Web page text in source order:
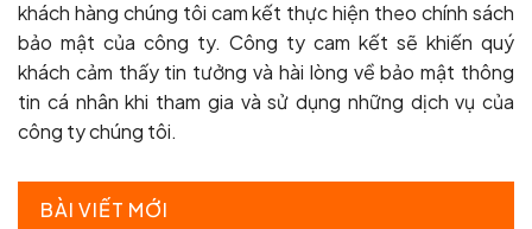
khách hàng chúng tôi cam kết thực hiện theo chính sách
bảo mật của công ty. Công ty cam kết sẽ khiến quý
khách cảm thấy tin tưởng và hài lòng về bảo mật thông
tin cá nhân khi tham gia và sử dụng những dịch vụ của
công ty chúng tôi.
BÀI VIẾT MỚI